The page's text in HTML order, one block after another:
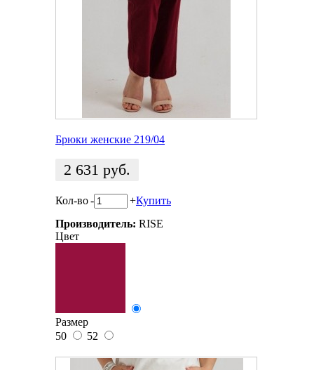
Брюки женские 219/04
2 631 руб.
Кол-во- +Купить
Производитель: RISE
Цвет
Размер
50
52